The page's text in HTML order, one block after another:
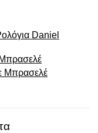
Daniel
Μπρασελέ